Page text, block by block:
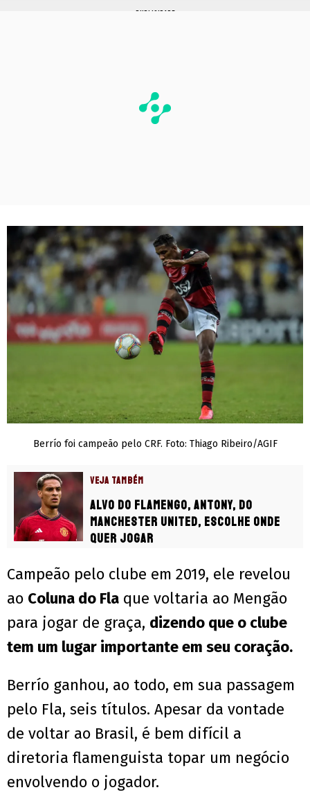
PUBLICIDADE
Berrío foi campeão pelo CRF. Foto: Thiago Ribeiro/AGIF
VEJA TAMBÉM
Alvo do Flamengo, Antony, do
Manchester United, escolhe onde
quer jogar
Campeão pelo clube em 2019, ele revelou
ao Coluna do Fla que voltaria ao Mengão
para jogar de graça, dizendo que o clube
tem um lugar importante em seu coração.
Berrío ganhou, ao todo, em sua passagem
pelo Fla, seis títulos. Apesar da vontade
de voltar ao Brasil, é bem difícil a
diretoria flamenguista topar um negócio
envolvendo o jogador.